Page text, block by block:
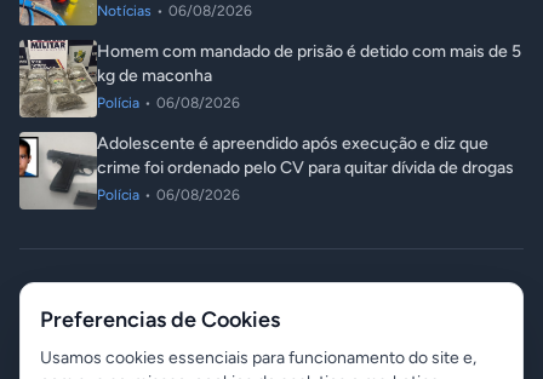
Notícias • 06/08/2026
Homem com mandado de prisão é detido com mais de 5
kg de maconha
Polícia • 06/08/2026
Adolescente é apreendido após execução e diz que
crime foi ordenado pelo CV para quitar dívida de drogas
Polícia • 06/08/2026
© 2026 ITA Notícias. Todos os direitos reservados.
Responsável: Angelo Luis Destri07 de agosto de 2026 - 05:26
ContatoGerenciar Cookies
Preferencias de Cookies
Usamos cookies essenciais para funcionamento do site e,